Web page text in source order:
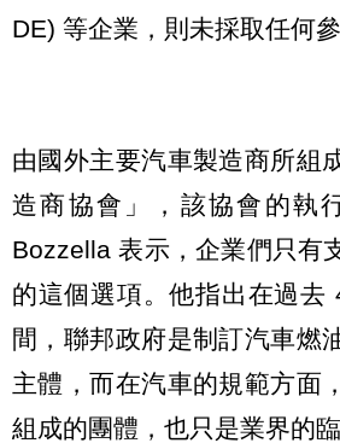
DE) 等企業，則未採取任何
由國外主要汽車製造商所組
造商協會」，該協會的執
Bozzella 表示，企業們只有
的這個選項。他指出在過去
間，聯邦政府是制訂汽車燃
主體，而在汽車的規範方面
組成的團體，也只是業界的臨